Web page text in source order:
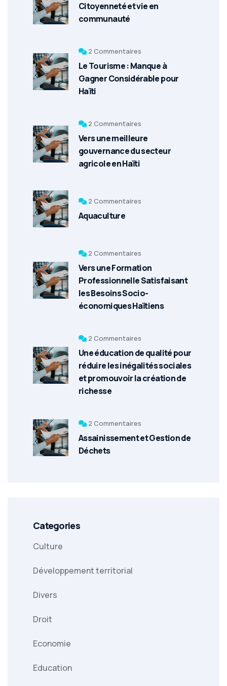
Citoyenneté et vie en
communauté
2 Commentaires
Le Tourisme : Manque à
Gagner Considérable pour
Haïti
2 Commentaires
Vers une meilleure
gouvernance du secteur
agricole en Haïti
2 Commentaires
Aquaculture
2 Commentaires
Vers une Formation
Professionnelle Satisfaisant
les Besoins Socio-
économiques Haïtiens
2 Commentaires
Une éducation de qualité pour
réduire les inégalités sociales
et promouvoir la création de
richesse
2 Commentaires
Assainissement et Gestion de
Déchets
Categories
Culture
Développement territorial
Divers
Droit
Economie
Education